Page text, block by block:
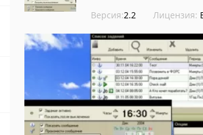
Версия:2.2 Лицензия: